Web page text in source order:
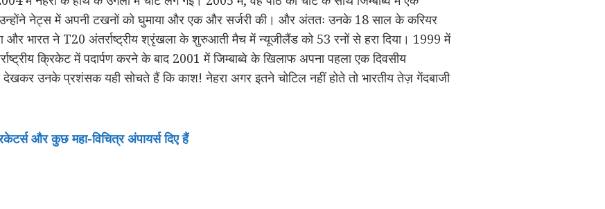
नेट्स में अपनी टखनों को घुमाया और एक और सर्जरी की। और अंततः उनके 18 साल के करियर
भारत ने T20 अंतर्राष्ट्रीय श्रृंखला के शुरुआती मैच में न्यूजीलैंड को 53 रनों से हरा दिया। 1999 में
क्रिकेट में पदार्पण करने के बाद 2001 में जिम्बाब्वे के खिलाफ अपना पहला एक दिवसीय
देखकर उनके प्रशंसक यही सोचते हैं कि काश! नेहरा अगर इतने चोटिल नहीं होते तो भारतीय तेज़ गेंदबाजी
और कुछ महा-विचित्र अंपायर्स दिए हैं